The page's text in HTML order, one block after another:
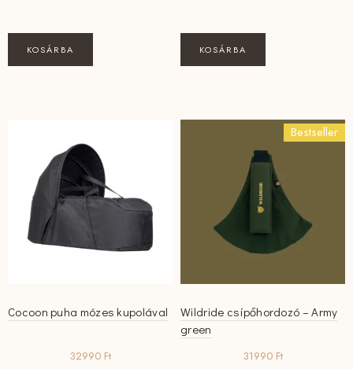
KOSÁRBA KOSÁRBA
Cocoon puha mózes kupolával
32990 Ft
Bestseller
Wildride csípőhordozó – Army
green
31990 Ft